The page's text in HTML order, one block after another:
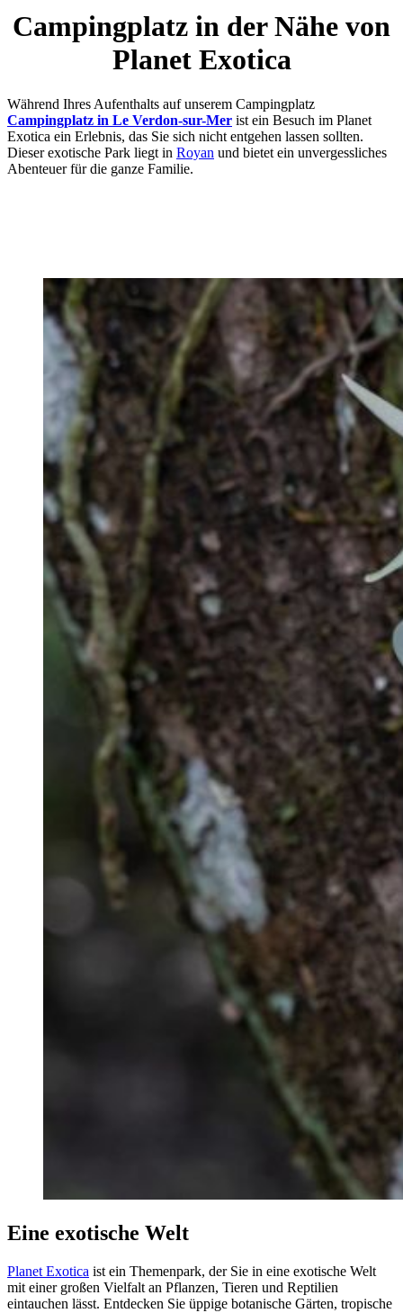
Campingplatz in der Nähe von
Planet Exotica
Während Ihres Aufenthalts auf unserem Campingplatz
Campingplatz in Le Verdon-sur-Mer ist ein Besuch im Planet
Exotica ein Erlebnis, das Sie sich nicht entgehen lassen sollten.
Dieser exotische Park liegt in Royan und bietet ein unvergessliches
Abenteuer für die ganze Familie.
Eine exotische Welt
Planet Exotica ist ein Themenpark, der Sie in eine exotische Welt
mit einer großen Vielfalt an Pflanzen, Tieren und Reptilien
eintauchen lässt. Entdecken Sie üppige botanische Gärten, tropische